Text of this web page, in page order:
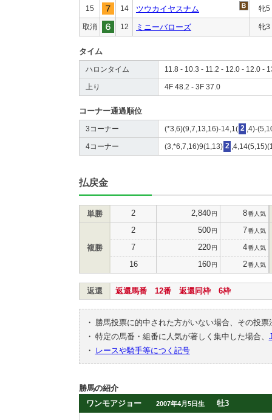
15 14 ツウカイヤスナム 牝5
取消 12 ミニーバローズ 牝3
タイム
ハロンタイム 11.8 - 10.3 - 11.2 - 12.0 - 12.0 -
上り 4F 48.2 - 3F 37.0
コーナー通過順位
3コーナー (*3,6)(9,7,13,16)-14,1( 2 ,4)-
4コーナー (3,*6,7,16)9(1,13) 2
払戻金
単勝 2 2,840円 8番人気
複勝
2 500円 7番人気
7 220円 4番人気
16 160円 2番人気
返還 返還馬番 12番 返還同枠 6枠
・
勝馬投票に的中された方がいない場合、その投
・ 特定の馬番・組番に人気が著しく集中した場合、
・
レースや騎手等につく記号
勝馬の紹介
ワンモアジョー
2007年4月5日生 牡3